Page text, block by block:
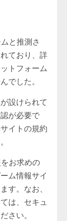
と推測さ
ており、詳
トフォーム
でした。
設けられて
が必要で
イトの規約
お求めの
ム情報サイ
す。なお、
は、セキュ
さい。